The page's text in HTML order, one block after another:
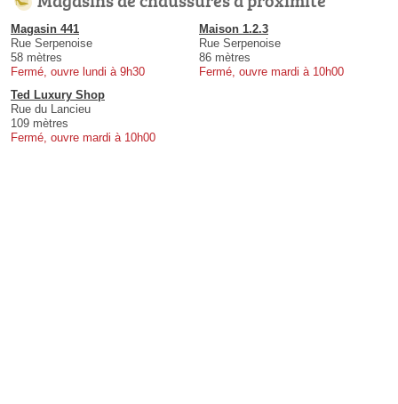
Magasin 441
Rue Serpenoise
58 mètres
Fermé, ouvre lundi à 9h30
Maison 1.2.3
Rue Serpenoise
86 mètres
Fermé, ouvre mardi à 10h00
Ted Luxury Shop
Rue du Lancieu
109 mètres
Fermé, ouvre mardi à 10h00